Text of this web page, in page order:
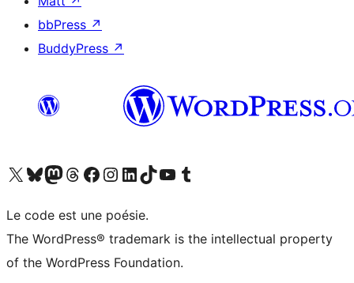
bbPress ↗
BuddyPress ↗
Visitez notre compte X (précédemment Twitter)
Visiter notre compte Bluesky
Visiter notre compte Mastodon
Visiter notre compte Threads
Consulter notre compte Facebook
Consulter notre compte Instagram
Consulter notre compte LinkedIn
Visiter notre compte TokTok
Visiter notre chaîne YouTube
Visiter notre compte Tumblr
Le code est une poésie.
The WordPress® trademark is the intellectual property
of the WordPress Foundation.